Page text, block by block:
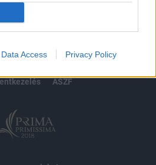
Data Access Privacy Policy
Portfolio
ÁSZF